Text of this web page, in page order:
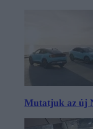
Mutatjuk az új